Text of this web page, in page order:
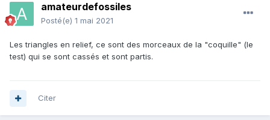
amateurdefossiles
Posté(e) 1 mai 2021
Les triangles en relief, ce sont des morceaux de la "coquille" (le
test) qui se sont cassés et sont partis.
Citer